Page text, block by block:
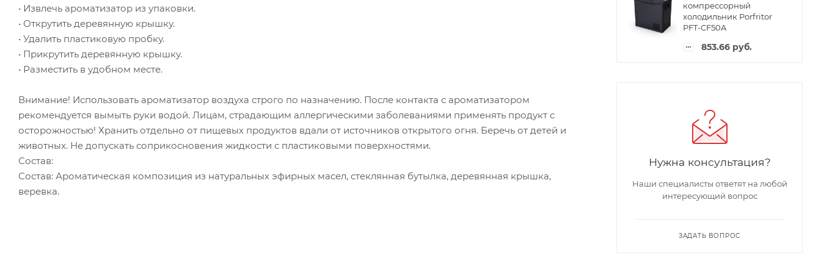
• Извлечь ароматизатор из упаковки.
• Открутить деревянную крышку.
• Удалить пластиковую пробку.
• Прикрутить деревянную крышку.
• Разместить в удобном месте.
Внимание! Использовать ароматизатор воздуха строго по назначению. После контакта с ароматизатором
рекомендуется вымыть руки водой. Лицам, страдающим аллергическими заболеваниями применять продукт с
осторожностью! Хранить отдельно от пищевых продуктов вдали от источников открытого огня. Беречь от детей и
животных. Не допускать соприкосновения жидкости с пластиковыми поверхностями.
Состав:
Состав: Ароматическая композиция из натуральных эфирных масел, стеклянная бутылка, деревянная крышка,
веревка.
компрессорный
холодильник Porfritor
PFT-CF50A
853.66 руб.
Нужна консультация?
Наши специалисты ответят на любой
интересующий вопрос
ЗАДАТЬ ВОПРОС